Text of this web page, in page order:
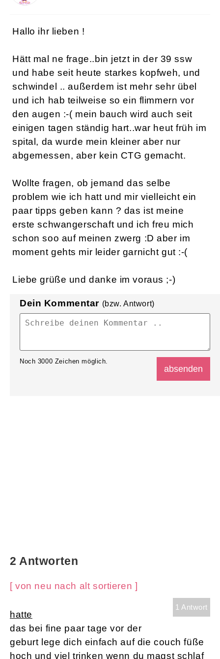
Hallo ihr lieben !
Hätt mal ne frage..bin jetzt in der 39 ssw
und habe seit heute starkes kopfweh, und
schwindel .. außerdem ist mehr sehr übel
und ich hab teilweise so ein flimmern vor
den augen :-( mein bauch wird auch seit
einigen tagen ständig hart..war heut früh im
spital, da wurde mein kleiner aber nur
abgemessen, aber kein CTG gemacht.
Wollte fragen, ob jemand das selbe
problem wie ich hatt und mir vielleicht ein
paar tipps geben kann ? das ist meine
erste schwangerschaft und ich freu mich
schon soo auf meinen zwerg :D aber im
moment gehts mir leider garnicht gut :-(
Liebe grüße und danke im voraus ;-)
Dein Kommentar (bzw. Antwort)
Noch 3000 Zeichen möglich.
2 Antworten
[ von neu nach alt sortieren ]
1 Antwort
hatte
das bei fine paar tage vor der
geburt lege dich einfach auf die couch füße
hoch und viel trinken wenn du magst schlaf